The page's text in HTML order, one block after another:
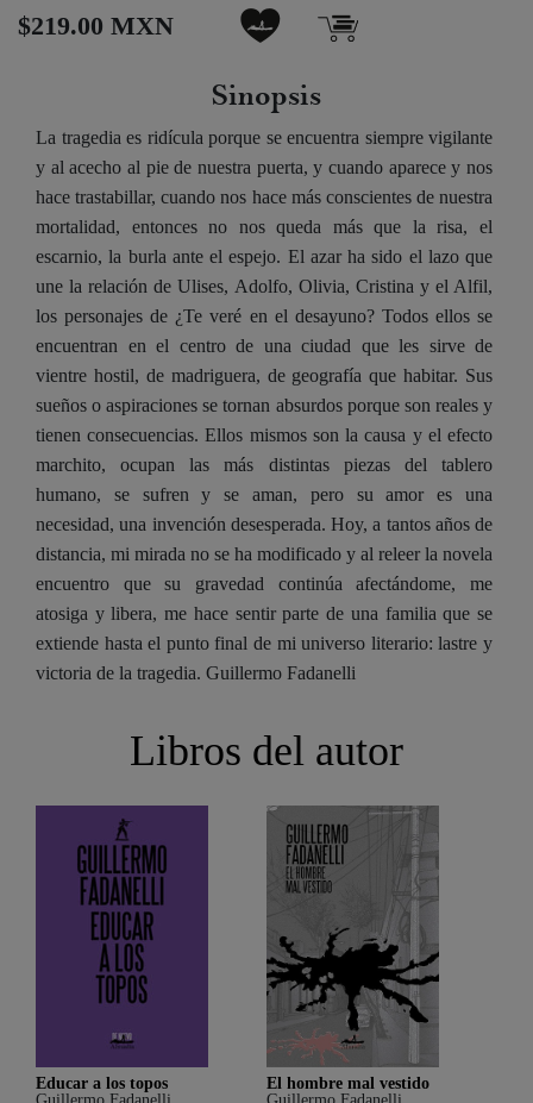
$219.00 MXN
Sinopsis
La tragedia es ridícula porque se encuentra siempre vigilante
y al acecho al pie de nuestra puerta, y cuando aparece y nos
hace trastabillar, cuando nos hace más conscientes de nuestra
mortalidad, entonces no nos queda más que la risa, el
escarnio, la burla ante el espejo. El azar ha sido el lazo que
une la relación de Ulises, Adolfo, Olivia, Cristina y el Alfil,
los personajes de ¿Te veré en el desayuno? Todos ellos se
encuentran en el centro de una ciudad que les sirve de
vientre hostil, de madriguera, de geografía que habitar. Sus
sueños o aspiraciones se tornan absurdos porque son reales y
tienen consecuencias. Ellos mismos son la causa y el efecto
marchito, ocupan las más distintas piezas del tablero
humano, se sufren y se aman, pero su amor es una
necesidad, una invención desesperada. Hoy, a tantos años de
distancia, mi mirada no se ha modificado y al releer la novela
encuentro que su gravedad continúa afectándome, me
atosiga y libera, me hace sentir parte de una familia que se
extiende hasta el punto final de mi universo literario: lastre y
victoria de la tragedia. Guillermo Fadanelli
Libros del autor
Educar a los topos
El hombre mal vestido